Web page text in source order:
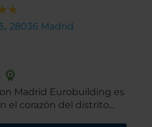
28036 Madrid
Madrid Eurobuilding es
el corazón del distrito